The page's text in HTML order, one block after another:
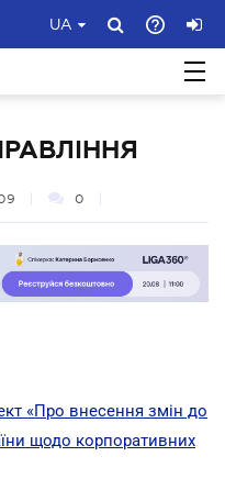
UA
0
«Про внесення змін до
щодо корпоративних